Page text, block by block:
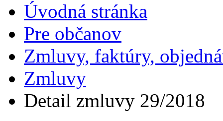
Úvodná stránka
Pre občanov
Zmluvy, faktúry,
Zmluvy
Detail zmluvy 29/2018